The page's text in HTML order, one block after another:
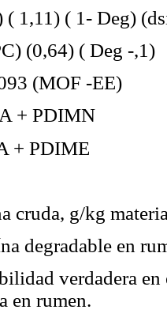
( 1,11) ( 1- Deg)
(0,64) ( Deg -,1)
(MOF -EE)
+ PDIMN
+ PDIME
cruda, g/kg
degradable en
verdadera
en rumen.